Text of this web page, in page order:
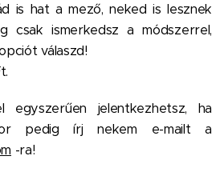
is hat a mező, neked is lesznek
csak ismerkedsz a módszerrel,
válaszd!
egyszerűen jelentkezhetsz, ha
pedig írj nekem e-mailt a
-ra!